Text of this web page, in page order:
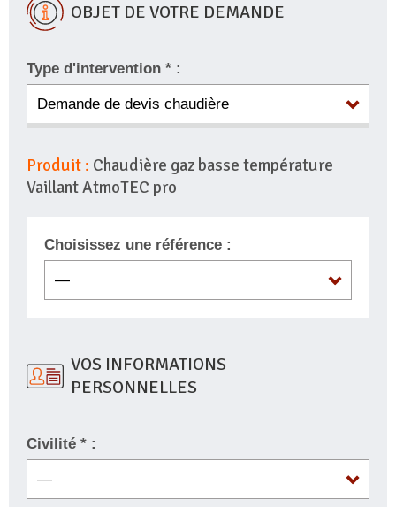
OBJET DE VOTRE DEMANDE
Type d'intervention * :
Produit : Chaudière gaz basse température
Vaillant AtmoTEC pro
Choisissez une référence :
VOS INFORMATIONS
PERSONNELLES
Civilité * :